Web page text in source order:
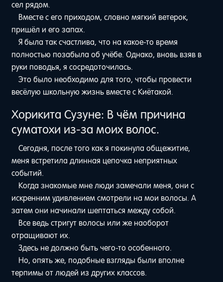
сел рядом.
Вместе с его приходом, словно мягкий ветерок,
пришёл и его запах.
Я была так счастлива, что на какое-то время
полностью позабыла об учёбе. Однако, вновь взяв в
руки поводья, я сосредоточилась.
Это было необходимо для того, чтобы провести
весёлую школьную жизнь вместе с Киётакой.
Хорикита Сузуне: В чём причина
суматохи из-за моих волос.
Сегодня, после того как я покинула общежитие,
меня встретила длинная цепочка неприятных
событий.
Когда знакомые мне люди замечали меня, они с
искренним удивлением смотрели на мои волосы. А
затем они начинали шептаться между собой.
Все ведь стригут волосы или же наоборот
отращивают их.
Здесь не должно быть чего-то особенного.
Но, опять же, подобные взгляды были вполне
терпимы от людей из других классов.